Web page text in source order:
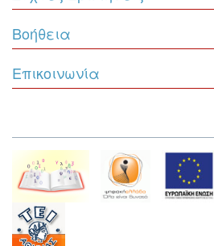
Βοήθεια
Επικοινωνία